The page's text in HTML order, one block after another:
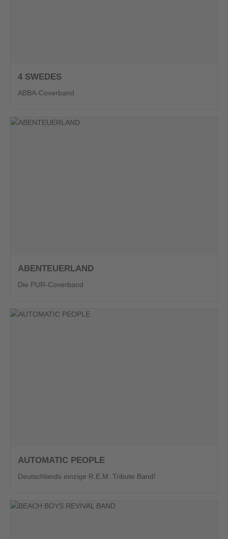
4 SWEDES
ABBA-Coverband
ABENTEUERLAND
Die PUR-Coverband
AUTOMATIC PEOPLE
Deutschlands einzige R.E.M. Tribute Band!